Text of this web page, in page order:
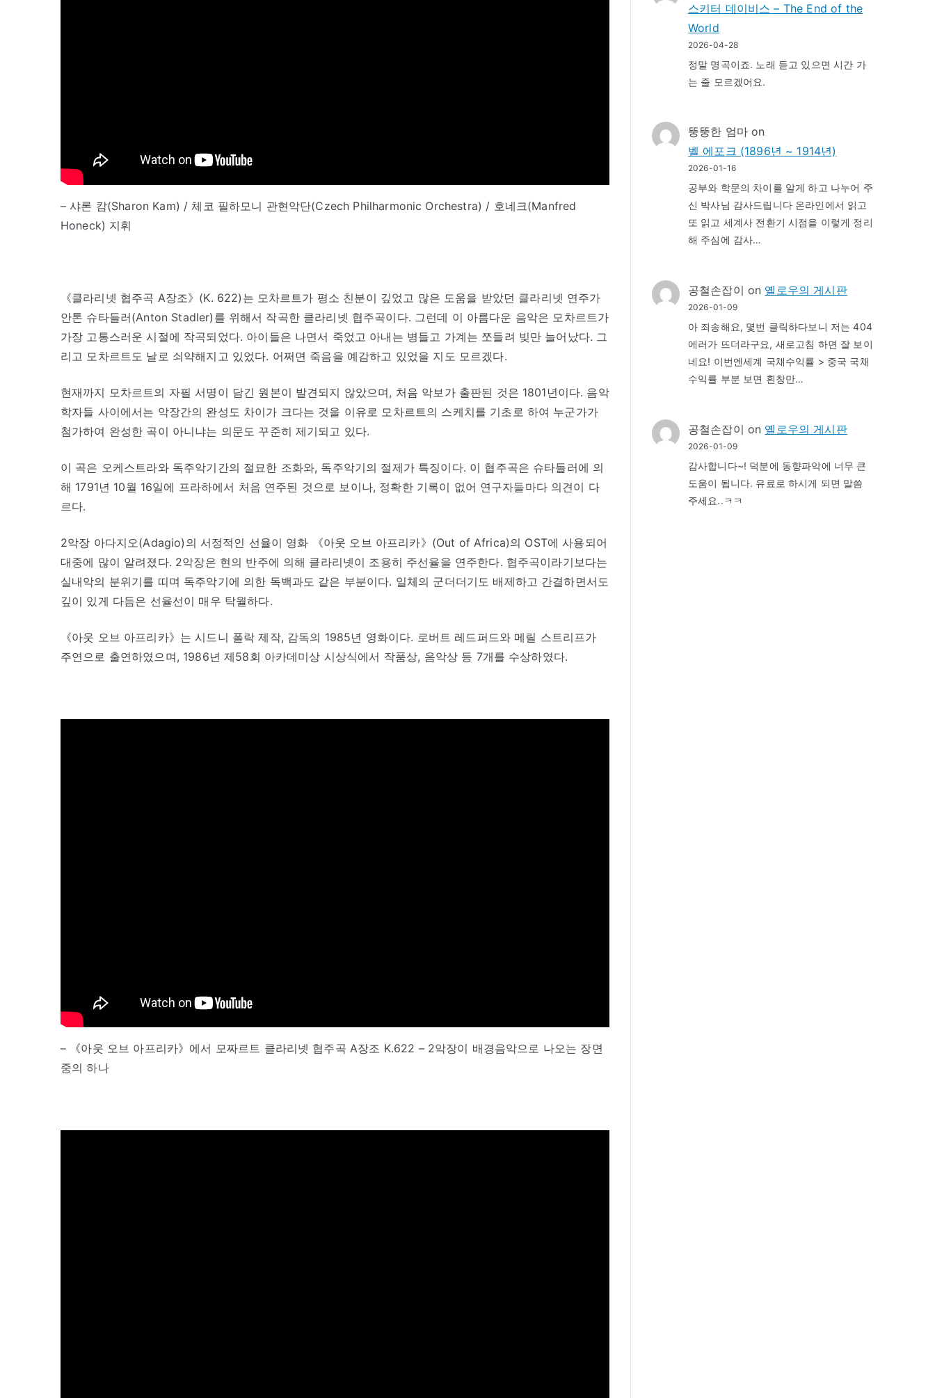
– 샤론 캄(Sharon Kam) / 체코 필하모니 관현악단(Czech Philharmonic Orchestra) / 호네크(Manfred
Honeck) 지휘
《클라리넷 협주곡 A장조》(K. 622)는 모차르트가 평소 친분이 깊었고 많은 도움을 받았던 클라리넷 연주가
안톤 슈타들러(Anton Stadler)를 위해서 작곡한 클라리넷 협주곡이다. 그런데 이 아름다운 음악은 모차르트가
가장 고통스러운 시절에 작곡되었다. 아이들은 나면서 죽었고 아내는 병들고 가계는 쪼들려 빚만 늘어났다. 그
리고 모차르트도 날로 쇠약해지고 있었다. 어쩌면 죽음을 예감하고 있었을 지도 모르겠다.
현재까지 모차르트의 자필 서명이 담긴 원본이 발견되지 않았으며, 처음 악보가 출판된 것은 1801년이다. 음악
학자들 사이에서는 악장간의 완성도 차이가 크다는 것을 이유로 모차르트의 스케치를 기초로 하여 누군가가
첨가하여 완성한 곡이 아니냐는 의문도 꾸준히 제기되고 있다.
이 곡은 오케스트라와 독주악기간의 절묘한 조화와, 독주악기의 절제가 특징이다. 이 협주곡은 슈타들러에 의
해 1791년 10월 16일에 프라하에서 처음 연주된 것으로 보이나, 정확한 기록이 없어 연구자들마다 의견이 다
르다.
2악장 아다지오(Adagio)의 서정적인 선율이 영화 《아웃 오브 아프리카》(Out of Africa)의 OST에 사용되어
대중에 많이 알려졌다. 2악장은 현의 반주에 의해 클라리넷이 조용히 주선율을 연주한다. 협주곡이라기보다는
실내악의 분위기를 띠며 독주악기에 의한 독백과도 같은 부분이다. 일체의 군더더기도 배제하고 간결하면서도
깊이 있게 다듬은 선율선이 매우 탁월하다.
《아웃 오브 아프리카》는 시드니 폴락 제작, 감독의 1985년 영화이다. 로버트 레드퍼드와 메릴 스트리프가
주연으로 출연하였으며, 1986년 제58회 아카데미상 시상식에서 작품상, 음악상 등 7개를 수상하였다.
– 《아웃 오브 아프리카》에서 모짜르트 클라리넷 협주곡 A장조 K.622 – 2악장이 배경음악으로 나오는 장면
중의 하나
스키터 데이비스 – The End of the
World
2026-04-28
정말 명곡이죠. 노래 듣고 있으면 시간 가
는 줄 모르겠어요.
뚱뚱한 엄마on
벨 에포크 (1896년 ~ 1914년)
2026-01-16
공부와 학문의 차이를 알게 하고 나누어 주
신 박사님 감사드립니다 온라인에서 읽고
또 읽고 세계사 전환기 시점을 이렇게 정리
해 주심에 감사…
공철손잡이 on 옐로우의 게시판
2026-01-09
아 죄송해요, 몇번 클릭하다보니 저는 404
에러가 뜨더라구요, 새로고침 하면 잘 보이
네요! 이번엔세계 국채수익률 > 중국 국채
수익률 부분 보면 흰창만…
공철손잡이 on 옐로우의 게시판
2026-01-09
감사합니다~! 덕분에 동향파악에 너무 큰
도움이 됩니다. 유료로 하시게 되면 말씀
주세요..ㅋㅋ